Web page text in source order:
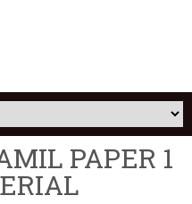
PAPER 1